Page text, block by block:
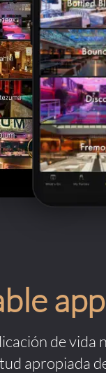
app
de vida
apropiada